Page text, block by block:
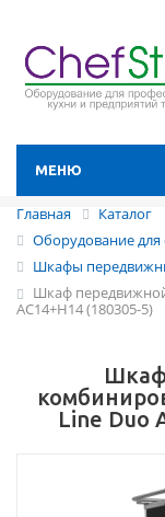
МЕНЮ
Главная
Каталог
Оборудование для
Шкафы
Шкаф
AC14+H14 (180305-5)
Line Duo